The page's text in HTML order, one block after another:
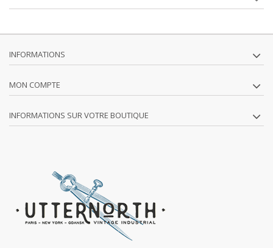
INFORMATIONS
MON COMPTE
INFORMATIONS SUR VOTRE BOUTIQUE